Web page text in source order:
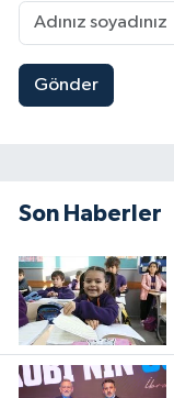
Gönder
Son Haberler